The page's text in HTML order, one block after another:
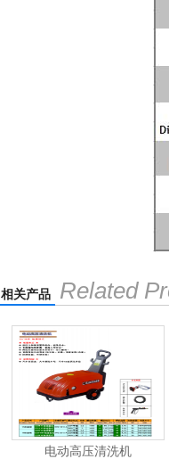
相关产品 Related
电动高压清洗机